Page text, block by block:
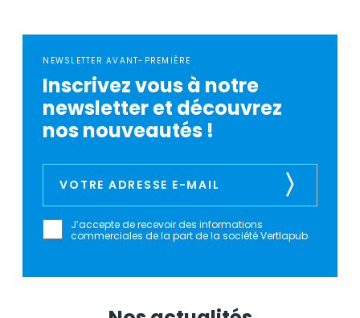
NEWSLETTER AVANT-PREMIÈRE
Inscrivez vous à notre
newsletter et découvrez
nos nouveautés !
J’accepte de recevoir des informations
commerciales de la part de la société Vertlapub